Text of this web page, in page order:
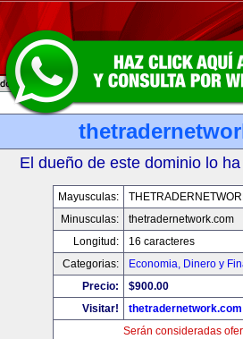
El dueño de este dominio lo
Mayusculas:
Minusculas:
thetradernetwork.com
Longitud:
16 caracteres
Categorias:
Economia, Dinero y
Precio:
$900.00
Visitar!
thetradernetwork.com
Serán consideradas